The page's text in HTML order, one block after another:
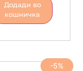
Додади во
кошничка
-5%